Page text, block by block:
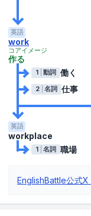
英語
work
コアイメージ
作る
1 動詞 働く
2 名詞 仕事
英語
workplace
1 名詞 職場
EnglishBattle公式X